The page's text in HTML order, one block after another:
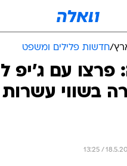
/חדשות פלילים ומשפט
פרצו עם ג'יפ
בשווי